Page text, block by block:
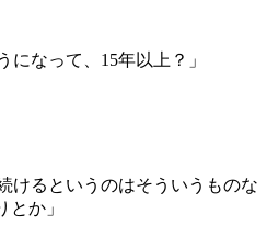
なって、15年以上？」
けるというのはそういうものな
か」